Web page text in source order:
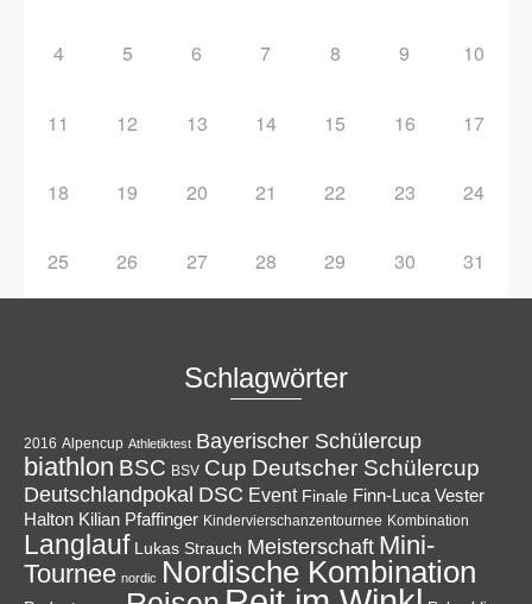
4 5 6 7 8 9 10
11 12 13 14 15 16 17
18 19 20 21 22 23 24
25 26 27 28 29 30 31
Schlagwörter
2016 Alpencup Athletiktest Bayerischer Schülercup
biathlon BSC BSV Cup Deutscher Schülercup
Deutschlandpokal DSC Event Finale Finn-Luca Vester
Halton Kilian Pfaffinger Kindervierschanzentournee Kombination
Langlauf Lukas Strauch Meisterschaft Mini-
Tournee nordic Nordische Kombination